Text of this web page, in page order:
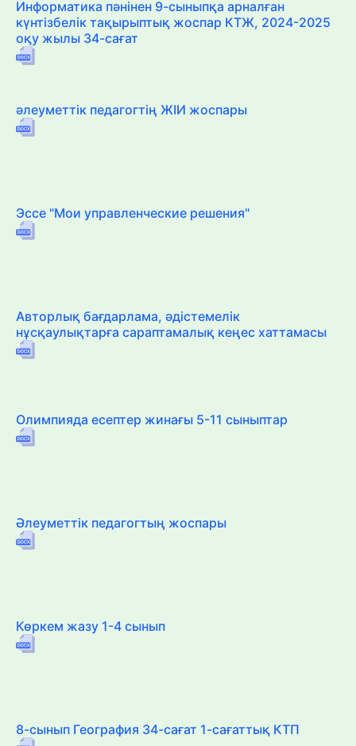
Информатика пәнінен 9-сыныпқа арналған
күнтізбелік тақырыптық жоспар КТЖ, 2024-2025
оқу жылы 34-сағат
әлеуметтік педагогтің ЖІИ жоспары
Эссе "Мои управленческие решения"
Авторлық бағдарлама, әдістемелік
нұсқаулықтарға сараптамалық кеңес хаттамасы
Олимпияда есептер жинағы 5-11 сыныптар
Әлеуметтік педагогтың жоспары
Көркем жазу 1-4 сынып
8-сынып География 34-сағат 1-сағаттық КТП